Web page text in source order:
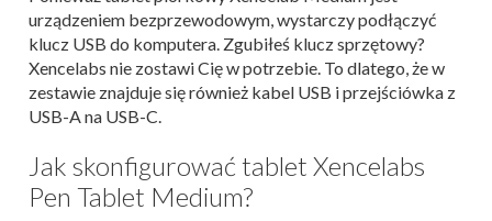
urządzeniem bezprzewodowym, wystarczy podłączyć
klucz USB do komputera. Zgubiłeś klucz sprzętowy?
Xencelabs nie zostawi Cię w potrzebie. To dlatego, że w
zestawie znajduje się również kabel USB i przejściówka z
USB-A na USB-C.
Jak skonfigurować tablet Xencelabs
Pen Tablet Medium?